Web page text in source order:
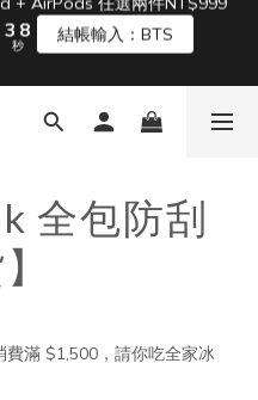
即享免運 🚚
3
2
0
8
7
5
0
秒
結帳輸入：BTS
即享免運 🚚
全包防刮
費滿 $1,500，請你吃全家冰